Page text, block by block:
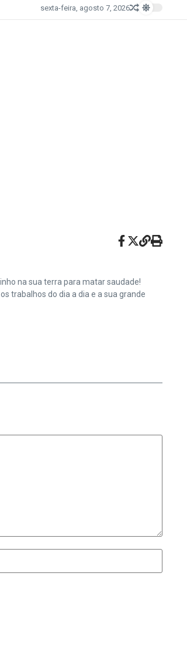
sexta-feira, agosto 7, 2026
na sua terra para matar saudade!
trabalhos do dia a dia e a sua grande